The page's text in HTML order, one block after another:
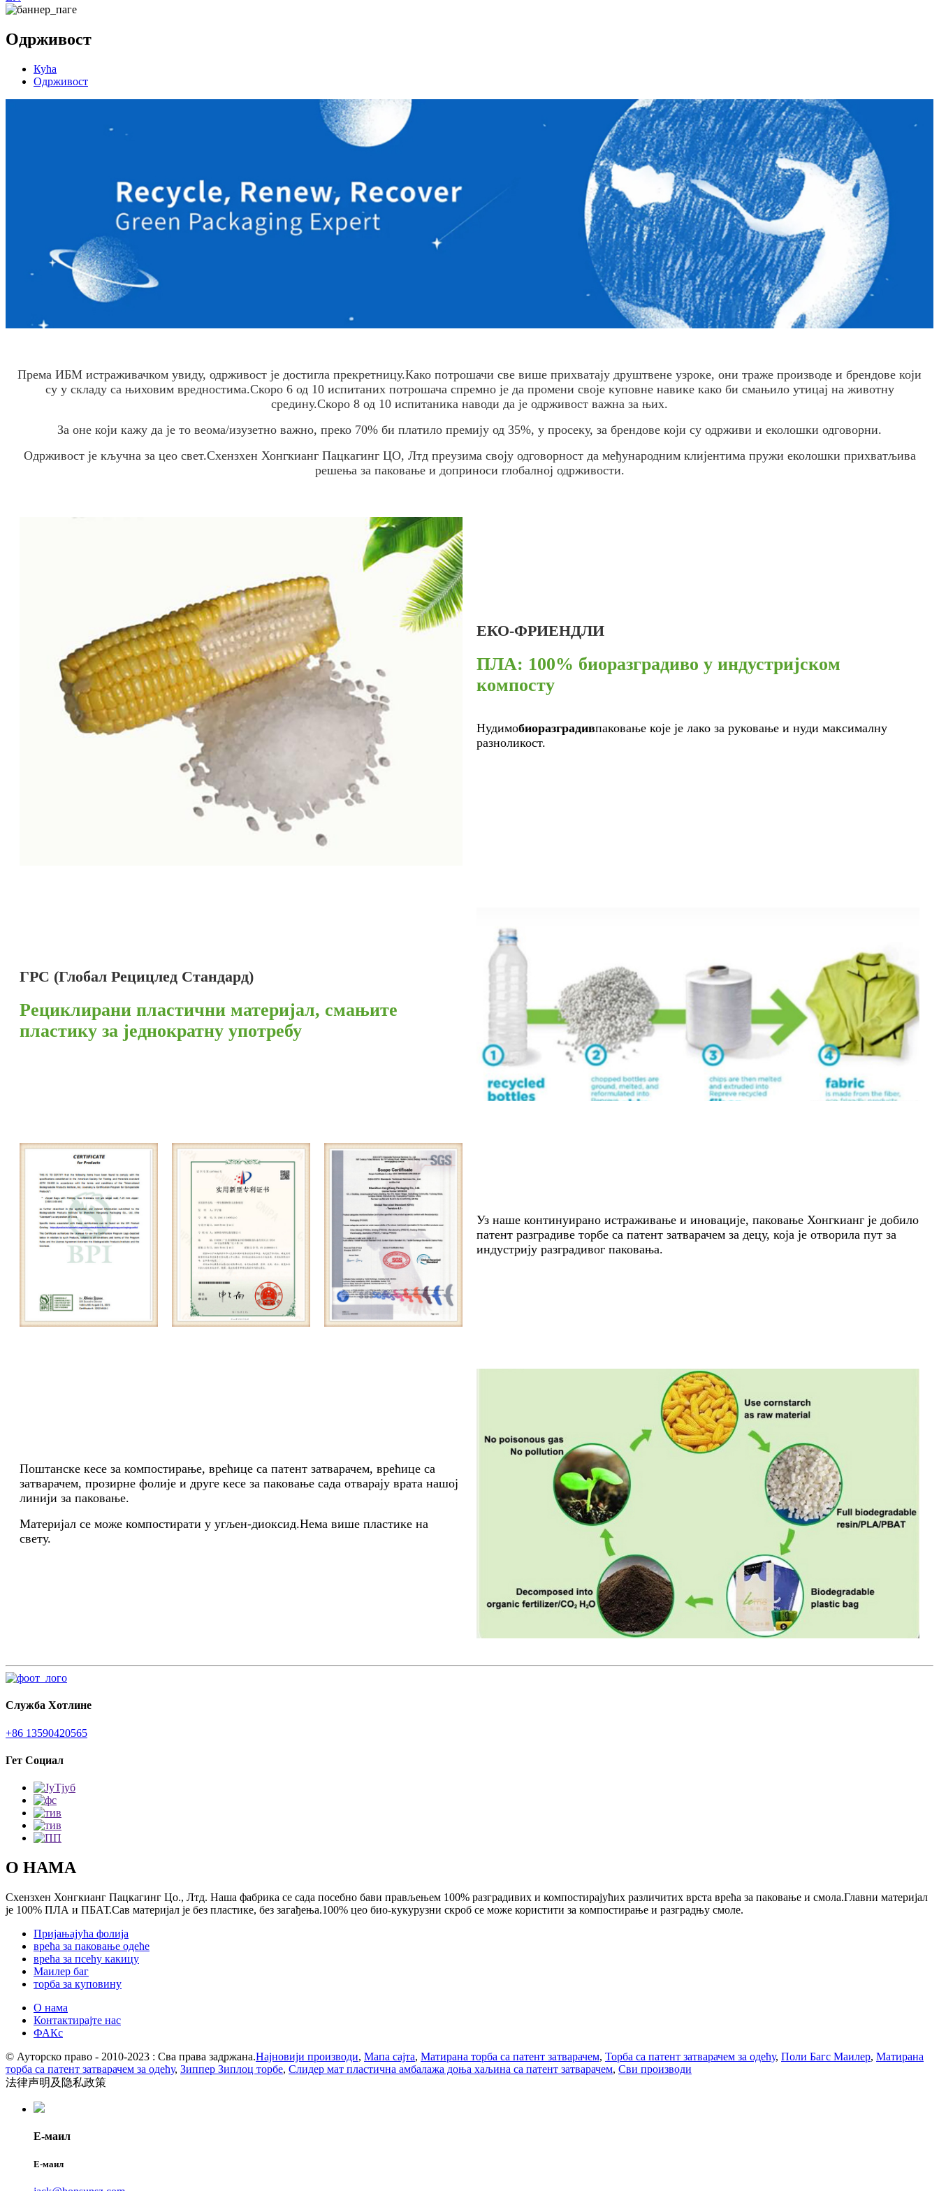
Одрживост
Кућа
Одрживост
Према ИБМ истраживачком увиду, одрживост је достигла прекретницу.Како потрошачи све више прихватају друштвене узроке, они траже производе и брендове који
су у складу са њиховим вредностима.Скоро 6 од 10 испитаних потрошача спремно је да промени своје куповне навике како би смањило утицај на животну
средину.Скоро 8 од 10 испитаника наводи да је одрживост важна за њих.
За оне који кажу да је то веома/изузетно важно, преко 70% би платило премију од 35%, у просеку, за брендове који су одрживи и еколошки одговорни.
Одрживост је кључна за цео свет.Схензхен Хонгкианг Пацкагинг ЦО, Лтд преузима своју одговорност да међународним клијентима пружи еколошки прихватљива
решења за паковање и доприноси глобалној одрживости.
ЕКО-ФРИЕНДЛИ
ПЛА: 100% биоразградиво у индустријском
компосту
Нудимобиоразградивпаковање које је лако за руковање и нуди максималну
разноликост.
ГРС (Глобал Рецицлед Стандард)
Рециклирани пластични материјал, смањите
пластику за једнократну употребу
Уз наше континуирано истраживање и иновације, паковање Хонгкианг је добило
патент разградиве торбе са патент затварачем за децу, која је отворила пут за
индустрију разградивог паковања.
Поштанске кесе за компостирање, врећице са патент затварачем, врећице са
затварачем, прозирне фолије и друге кесе за паковање сада отварају врата нашој
линији за паковање.
Материјал се може компостирати у угљен-диоксид.Нема више пластике на
свету.
Служба Хотлине
+86 13590420565
Гет Социал
О НАМА
Схензхен Хонгкианг Пацкагинг Цо., Лтд. Наша фабрика се сада посебно бави прављењем 100% разградивих и компостирајућих различитих врста врећа за паковање и смола.Главни материјал
је 100% ПЛА и ПБАТ.Сав материјал је без пластике, без загађења.100% цео био-кукурузни скроб се може користити за компостирање и разградњу смоле.
Пријањајућа фолија
врећа за паковање одеће
врећа за псећу какицу
Маилер баг
торба за куповину
О нама
Контактирајте нас
ФАКс
© Ауторско право - 2010-2023 : Сва права задржана.Најновији производи, Мапа сајта, Матирана торба са патент затварачем, Торба са патент затварачем за одећу, Поли Багс Маилер, Матирана
торба са патент затварачем за одећу, Зиппер Зиплоц торбе, Слидер мат пластична амбалажа доња хаљина са патент затварачем, Сви производи
法律声明及隐私政策
Е-маил
Е-маил